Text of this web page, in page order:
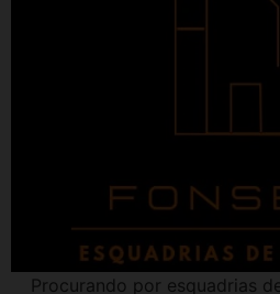
Procurando por esquadrias